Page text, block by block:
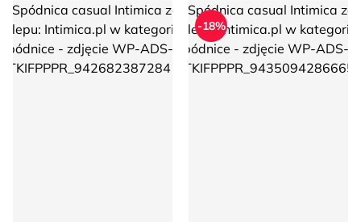
casual Intimica Spódnica casual Intimica
-18%